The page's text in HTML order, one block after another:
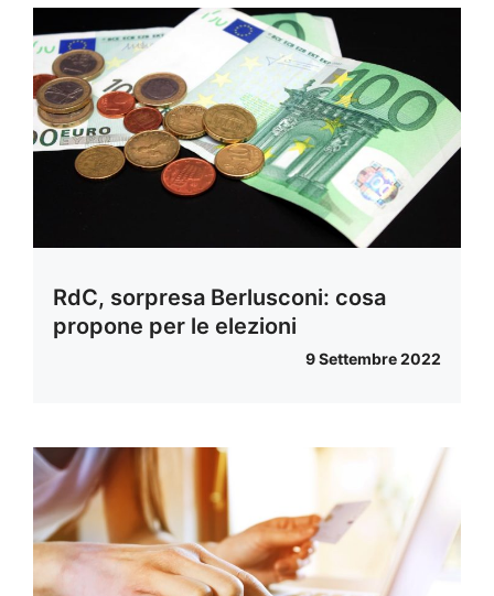
RdC, sorpresa Berlusconi: cosa
propone per le elezioni
9 Settembre 2022